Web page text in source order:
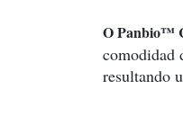
O Panbio™
comodidad
resultando